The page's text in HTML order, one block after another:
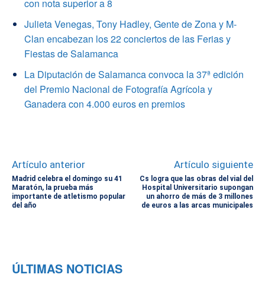
con nota superior a 8
Julieta Venegas, Tony Hadley, Gente de Zona y M-
Clan encabezan los 22 conciertos de las Ferias y
Fiestas de Salamanca
La Diputación de Salamanca convoca la 37ª edición
del Premio Nacional de Fotografía Agrícola y
Ganadera con 4.000 euros en premios
Artículo anterior
Madrid celebra el domingo su 41
Maratón, la prueba más
importante de atletismo popular
del año
Artículo siguiente
Cs logra que las obras del vial del
Hospital Universitario supongan
un ahorro de más de 3 millones
de euros a las arcas municipales
ÚLTIMAS NOTICIAS